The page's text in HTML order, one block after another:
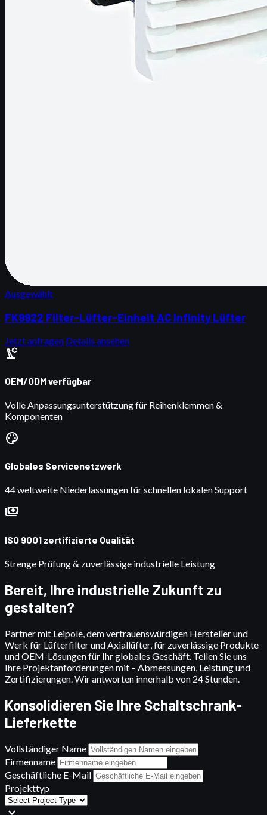
Ausgewählt
FK9922 Filter-Lüfter-Einheit AC Infinity Lüfter
Jetzt anfragen Details ansehen
precision_manufacturing
OEM/ODM verfügbar
Volle Anpassungsunterstützung für Reihenklemmen &
Komponenten
palette
Globales Servicenetzwerk
44 weltweite Niederlassungen für schnellen lokalen Support
payments
ISO 9001 zertifizierte Qualität
Strenge Prüfung & zuverlässige industrielle Leistung
Bereit, Ihre industrielle Zukunft zu
gestalten?
Partner mit Leipole, dem vertrauenswürdigen Hersteller und
Werk für Lüfterfilter und Axiallüfter, für zuverlässige Produkte
und OEM-Lösungen für Ihr globales Geschäft. Teilen Sie uns
Ihre Projektanforderungen mit – Abmessungen, Leistung und
Zertifizierungen. Wir antworten innerhalb von 24 Stunden.
Konsolidieren Sie Ihre Schaltschrank-
Lieferkette
Vollständiger Name
Firmenname
Geschäftliche E-Mail
Projekttyp